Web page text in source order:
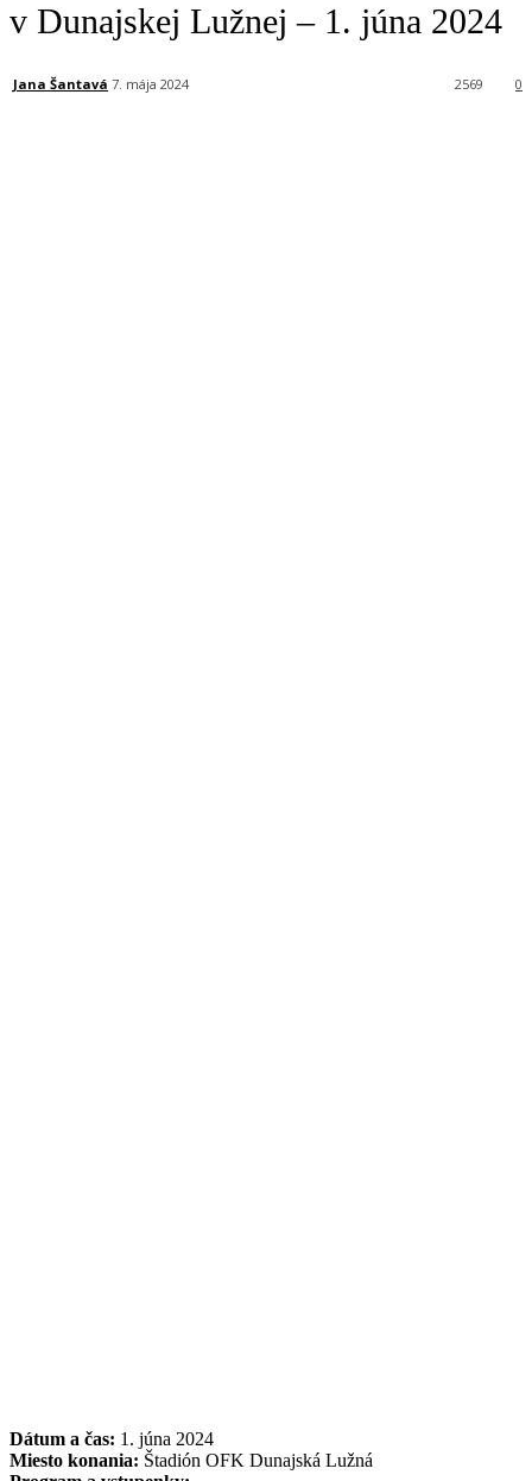
v Dunajskej Lužnej – 1. júna 2024
Jana Šantavá 7. mája 2024 0
2569
Dátum a čas: 1. júna 2024
Miesto konania: Štadión OFK Dunajská Lužná